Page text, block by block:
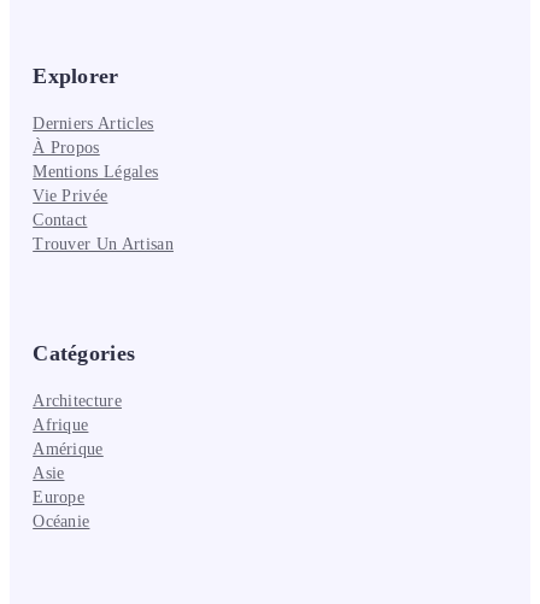
Explorer
Derniers Articles
À Propos
Mentions Légales
Vie Privée
Contact
Trouver Un Artisan
Catégories
Architecture
Afrique
Amérique
Asie
Europe
Océanie